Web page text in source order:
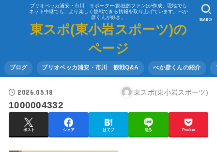
ブリオベッカ浦安・市川 サポーター(熱狂的ファン)が作成。現地でも
ネット中継でも、より楽しく観戦できる情報を取り上げています。べか
彦くんが好き。
東スポ(東小岩スポーツ)の
ページ
ブログ ブリオベッカ浦安・市川 観戦Q&A べか彦くんの紹介
SEARCH
2026.05.18 東スポ(東小岩スポーツ)
1000004332
ポスト シェア はてブ 送る Pocket